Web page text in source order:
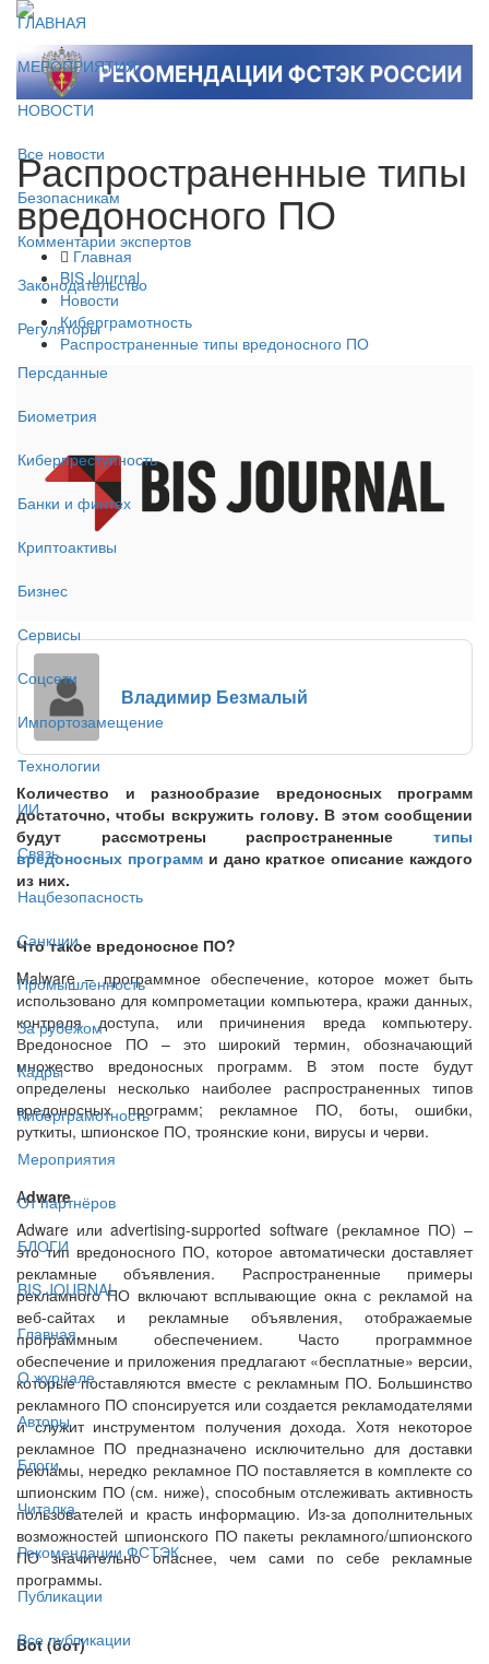
ГЛАВНАЯ
МЕРОПРИЯТИЯ
НОВОСТИ
Все новости
Безопасникам
Комментарии экспертов
Законодательство
Регуляторы
Персданные
Биометрия
Киберпреступность
Банки и финтех
Криптоактивы
Бизнес
Сервисы
Соцсети
Импортозамещение
Технологии
ИИ
Связь
Нацбезопасность
Санкции
Промышленность
За рубежом
Кадры
Киберграмотность
Мероприятия
От партнёров
БЛОГИ
BIS JOURNAL
Главная
О журнале
Авторы
Блоги
Читалка
Рекомендации ФСТЭК
Публикации
Все публикации
Распространенные типы
вредоносного ПО
Главная
BIS Journal
Новости
Киберграмотность
Распространенные типы вредоносного ПО
Владимир Безмалый
Количество и разнообразие вредоносных программ
достаточно, чтобы вскружить голову. В этом сообщении
будут рассмотрены распространенные типы
вредоносных программи дано краткое описание каждого
из них.
Что такое вредоносное ПО?
Malware – программное обеспечение, которое может быть
использовано для компрометации компьютера, кражи данных,
контроля доступа, или причинения вреда компьютеру.
Вредоносное ПО – это широкий термин, обозначающий
множество вредоносных программ. В этом посте будут
определены несколько наиболее распространенных типов
вредоносных программ; рекламное ПО, боты, ошибки,
руткиты, шпионское ПО, троянские кони, вирусы и черви.
Adware
Adware или advertising-supported software (рекламное ПО) –
это тип вредоносного ПО, которое автоматически доставляет
рекламные объявления. Распространенные примеры
рекламного ПО включают всплывающие окна с рекламой на
веб-сайтах и рекламные объявления, отображаемые
программным обеспечением. Часто программное
обеспечение и приложения предлагают «бесплатные» версии,
которые поставляются вместе с рекламным ПО. Большинство
рекламного ПО спонсируется или создается рекламодателями
и служит инструментом получения дохода. Хотя некоторое
рекламное ПО предназначено исключительно для доставки
рекламы, нередко рекламное ПО поставляется в комплекте со
шпионским ПО (см. ниже), способным отслеживать активность
пользователей и красть информацию. Из-за дополнительных
возможностей шпионского ПО пакеты рекламного/шпионского
ПО значительно опаснее, чем сами по себе рекламные
программы.
Bot (бот)